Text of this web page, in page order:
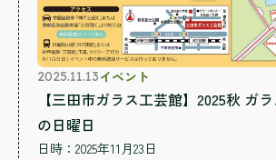
2025.11.13イベント
【三田市ガラス工芸館】2025秋 ガ
の日曜日
日時：2025年11月23日